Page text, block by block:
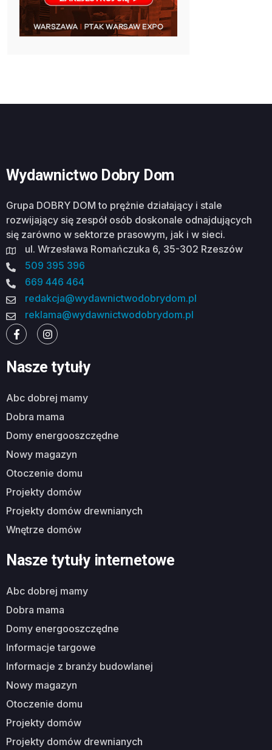
Wydawnictwo Dobry Dom
Grupa DOBRY DOM to prężnie działający i stale
rozwijający się zespół osób doskonale odnajdujących
się zarówno w sektorze prasowym, jak i w sieci.
ul. Wrzesława Romańczuka 6, 35-302 Rzeszów
509 395 396
669 446 464
redakcja@wydawnictwodobrydom.pl
reklama@wydawnictwodobrydom.pl
Nasze tytuły
abc dobrej mamy
dobra mama
domy energooszczędne
nowy magazyn
otoczenie domu
projekty domów
projekty domów drewnianych
wnętrze domów
Nasze tytuły internetowe
abc dobrej mamy
dobra mama
domy energooszczędne
informacje targowe
informacje z branży budowlanej
nowy magazyn
otoczenie domu
projekty domów
projekty domów drewnianych